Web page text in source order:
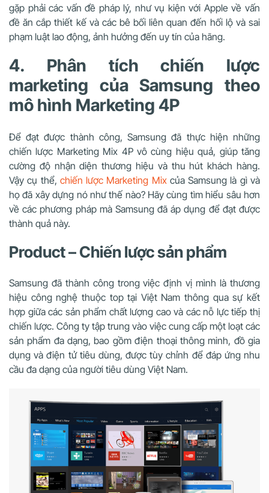
gặp phải các vấn đề pháp lý, như vụ kiện với Apple về vấn
đề ăn cắp thiết kế và các bê bối liên quan đến hối lộ và sai
phạm luật lao động, ảnh hưởng đến uy tín của hãng.
4. Phân tích chiến lược
marketing của Samsung theo
mô hình Marketing 4P
Để đạt được thành công, Samsung đã thực hiện những
chiến lược Marketing Mix 4P vô cùng hiệu quả, giúp tăng
cường độ nhận diện thương hiệu và thu hút khách hàng.
Vậy cụ thể, chiến lược Marketing Mixcủa Samsung là gì và
họ đã xây dựng nó như thế nào? Hãy cùng tìm hiểu sâu hơn
về các phương pháp mà Samsung đã áp dụng để đạt được
thành quả này.
Product – Chiến lược sản phẩm
Samsung đã thành công trong việc định vị mình là thương
hiệu công nghệ thuộc top tại Việt Nam thông qua sự kết
hợp giữa các sản phẩm chất lượng cao và các nỗ lực tiếp thị
chiến lược. Công ty tập trung vào việc cung cấp một loạt các
sản phẩm đa dạng, bao gồm điện thoại thông minh, đồ gia
dụng và điện tử tiêu dùng, được tùy chỉnh để đáp ứng nhu
cầu đa dạng của người tiêu dùng Việt Nam.